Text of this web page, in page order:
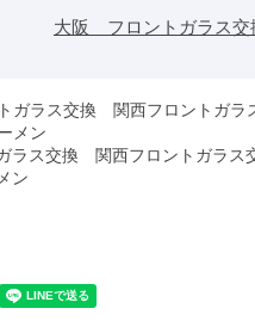
大阪 フロントガラス
ガラス交換 関西フロントガ
メン
ラス交換 関西フロントガラ
ン